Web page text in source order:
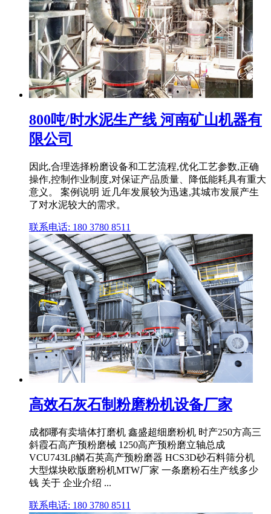
800吨/时水泥生产线 河南矿山机器有
限公司
因此,合理选择粉磨设备和工艺流程,优化工艺参数,正确
操作,控制作业制度,对保证产品质量、降低能耗具有重大
意义。 案例说明 近几年发展较为迅速,其城市发展产生
了对水泥较大的需求。
联系电话: 180 3780 8511
高效石灰石制粉磨粉机设备厂家
成都哪有卖墙体打磨机 鑫盛超细磨粉机 时产250方高三
斜霞石高产预粉磨械 1250高产预粉磨立轴总成
VCU743Lβ鳞石英高产预粉磨器 HCS3D砂石料筛分机
大型煤块欧版磨粉机MTW厂家 一条磨粉石生产线多少
钱 关于 企业介绍 ...
联系电话: 180 3780 8511